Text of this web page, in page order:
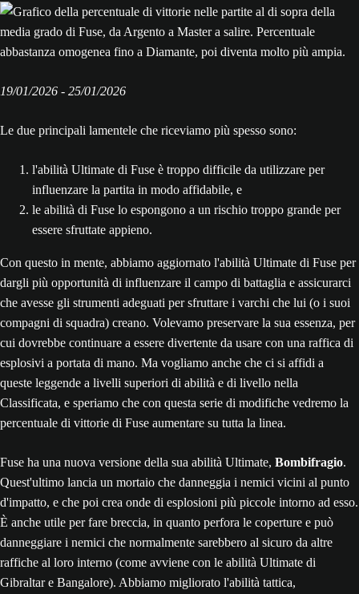
19/‌01/‌2026 - 25/‌01/‌2026
Le due principali lamentele che riceviamo più spesso sono:
l'abilità Ultimate di Fuse è troppo difficile da utilizzare per
influenzare la partita in modo affidabile, e
le abilità di Fuse lo espongono a un rischio troppo grande per
essere sfruttate appieno.
Con questo in mente, abbiamo aggiornato l'abilità Ultimate di Fuse per
dargli più opportunità di influenzare il campo di battaglia e assicurarci
che avesse gli strumenti adeguati per sfruttare i varchi che lui (o i suoi
compagni di squadra) creano. Volevamo preservare la sua essenza, per
cui dovrebbe continuare a essere divertente da usare con una raffica di
esplosivi a portata di mano. Ma vogliamo anche che ci si affidi a
queste leggende a livelli superiori di abilità e di livello nella
Classificata, e speriamo che con questa serie di modifiche vedremo la
percentuale di vittorie di Fuse aumentare su tutta la linea.
Fuse ha una nuova versione della sua abilità Ultimate, Bombifragio.
Quest'ultimo lancia un mortaio che danneggia i nemici vicini al punto
d'impatto, e che poi crea onde di esplosioni più piccole intorno ad esso.
È anche utile per fare breccia, in quanto perfora le coperture e può
danneggiare i nemici che normalmente sarebbero al sicuro da altre
raffiche al loro interno (come avviene con le abilità Ultimate di
Gibraltar e Bangalore). Abbiamo migliorato l'abilità tattica,